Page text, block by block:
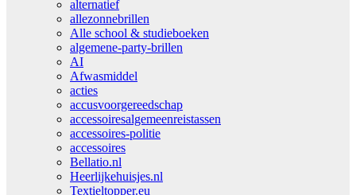
alternatief
allezonnebrillen
Alle school & studieboeken
algemene-party-brillen
AI
Afwasmiddel
acties
accusvoorgereedschap
accessoiresalgemeenreistassen
accessoires-politie
accessoires
Bellatio.nl
Heerlijkehuisjes.nl
Textieltopper.eu